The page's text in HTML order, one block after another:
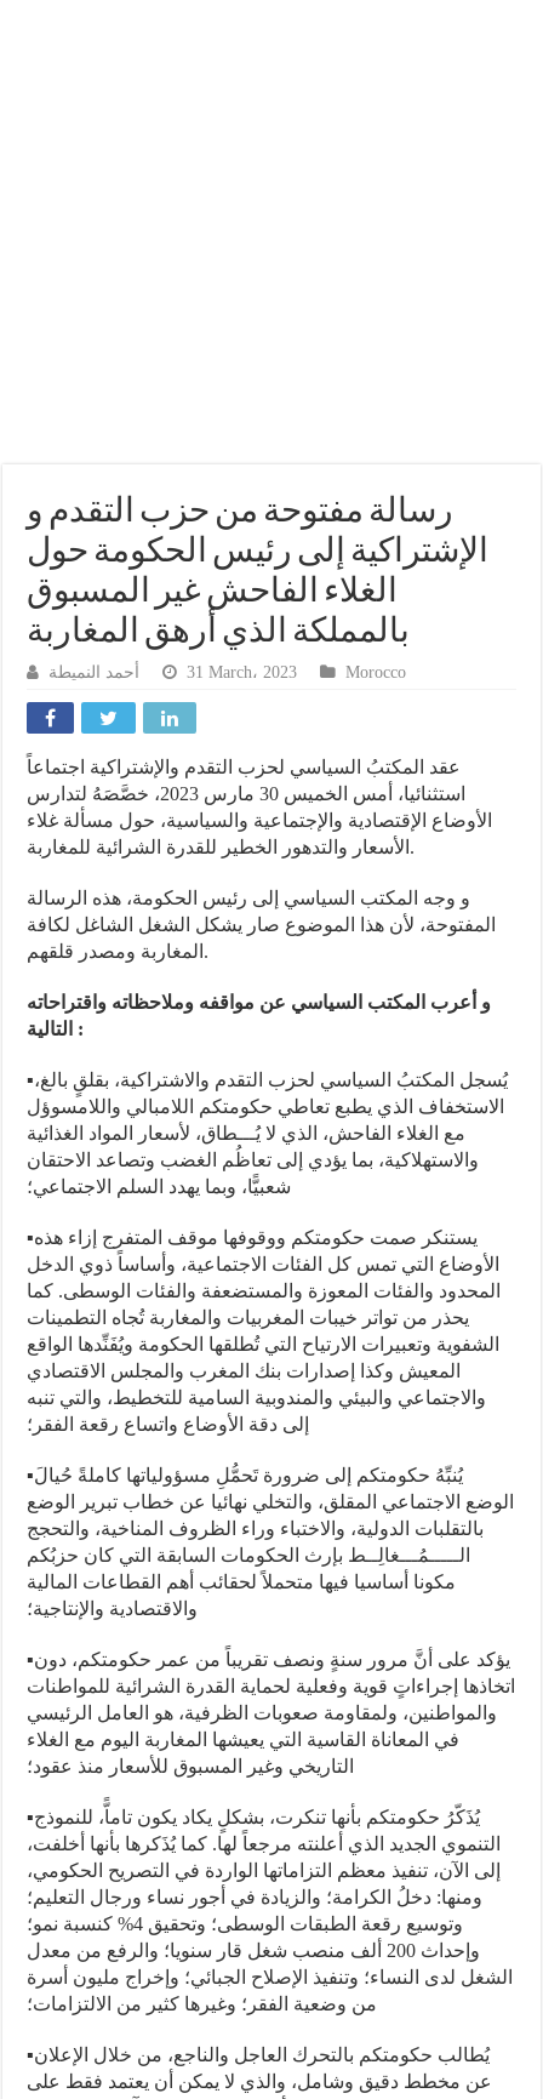
رسالة مفتوحة من حزب التقدم و
الإشتراكية إلى رئيس الحكومة حول
الغلاء الفاحش غير المسبوق
بالمملكة الذي أرهق المغاربة
أحمد النميطة 31 March، 2023 Morocco
عقد المكتبُ السياسي لحزب التقدم والإشتراكية اجتماعاً
استثنائيا، أمس الخميس 30 مارس 2023، خصَّصَهُ لتدارس
الأوضاع الإقتصادية والإجتماعية والسياسية، حول مسألة غلاء
الأسعار والتدهور الخطير للقدرة الشرائية للمغاربة.
و وجه المكتب السياسي إلى رئيس الحكومة، هذه الرسالة
المفتوحة، لأن هذا الموضوع صار يشكل الشغل الشاغل لكافة
المغاربة ومصدر قلقهم.
و أعرب المكتب السياسي عن مواقفه وملاحظاته واقتراحاته
التالية :
▪︎يُسجل المكتبُ السياسي لحزب التقدم والاشتراكية، بقلقٍ بالغ،
الاستخفاف الذي يطبع تعاطي حكومتكم اللامبالي واللامسوؤل
مع الغلاء الفاحش، الذي لا يُـــطاق، لأسعار المواد الغذائية
والاستهلاكية، بما يؤدي إلى تعاظُم الغضب وتصاعد الاحتقان
شعبيًّا، وبما يهدد السلم الاجتماعي؛
▪︎يستنكر صمت حكومتكم ووقوفها موقف المتفرج إزاء هذه
الأوضاع التي تمس كل الفئات الاجتماعية، وأساساً ذوي الدخل
المحدود والفئات المعوزة والمستضعفة والفئات الوسطى. كما
يحذر من تواتر خيبات المغربيات والمغاربة تُجاه التطمينات
الشفوية وتعبيرات الارتياح التي تُطلقها الحكومة ويُفَنِّدها الواقع
المعيش وكذا إصدارات بنك المغرب والمجلس الاقتصادي
والاجتماعي والبيئي والمندوبية السامية للتخطيط، والتي تنبه
إلى دقة الأوضاع واتساع رقعة الفقر؛
▪︎يُنبِّهُ حكومتكم إلى ضرورة تَحمُّلِ مسؤولياتها كاملةً حُيالَ
الوضع الاجتماعي المقلق، والتخلي نهائيا عن خطاب تبرير الوضع
بالتقلبات الدولية، والاختباء وراء الظروف المناخية، والتحجج
الـــــمُـــغالِــط بإرث الحكومات السابقة التي كان حزبُكم
مكونا أساسيا فيها متحملاً لحقائب أهم القطاعات المالية
والاقتصادية والإنتاجية؛
▪︎يؤكد على أنَّ مرور سنةٍ ونصف تقريباً من عمر حكومتكم، دون
اتخاذها إجراءاتٍ قوية وفعلية لحماية القدرة الشرائية للمواطنات
والمواطنين، ولمقاومة صعوبات الظرفية، هو العامل الرئيسي
في المعاناة القاسية التي يعيشها المغاربة اليوم مع الغلاء
التاريخي وغير المسبوق للأسعار منذ عقود؛
▪︎يُذَكّرُ حكومتكم بأنها تنكرت، بشكلٍ يكاد يكون تاماًّ، للنموذج
التنموي الجديد الذي أعلنته مرجعاً لها. كما يُذَكرها بأنها أخلفت،
إلى الآن، تنفيذ معظم التزاماتها الواردة في التصريح الحكومي،
ومنها: دخلُ الكرامة؛ والزيادة في أجور نساء ورجال التعليم؛
وتوسيع رقعة الطبقات الوسطى؛ وتحقيق 4% كنسبة نمو؛
وإحداث 200 ألف منصب شغل قار سنويا؛ والرفع من معدل
الشغل لدى النساء؛ وتنفيذ الإصلاح الجبائي؛ وإخراج مليون أسرة
من وضعية الفقر؛ وغيرها كثير من الالتزامات؛
▪︎يُطالب حكومتكم بالتحرك العاجل والناجع، من خلال الإعلان
عن مخطط دقيق وشامل، والذي لا يمكن أن يعتمد فقط على